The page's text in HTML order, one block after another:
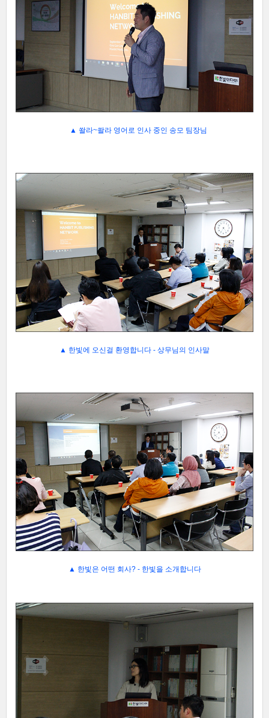
▲ 쏼라~쏼라 영어로 인사 중인 송모 팀장님
▲ 한빛에 오신걸 환영합니다 - 상무님의 인사말
▲ 한빛은 어떤 회사? - 한빛을 소개합니다